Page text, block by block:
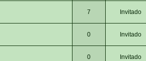
7 Invitado
0 Invitado
0 Invitado